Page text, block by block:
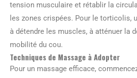
tension musculaire et rétablir la
les zones crispées. Pour le torticolis,
à détendre les muscles, à atténuer la
mobilité du cou.
Techniques de Massage à Adopter
Pour un massage efficace,